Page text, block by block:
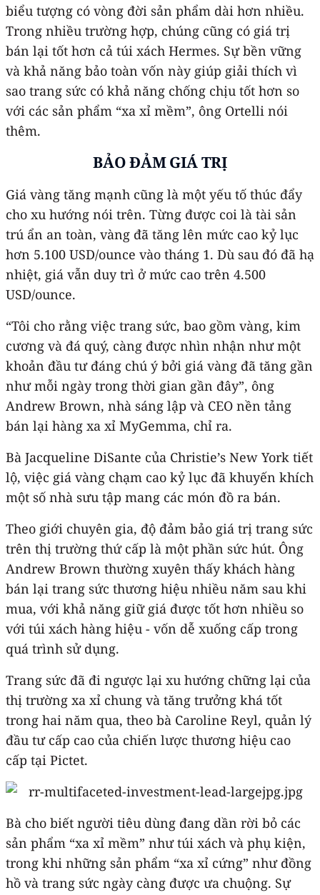
biểu tượng có vòng đời sản phẩm dài hơn nhiều.
Trong nhiều trường hợp, chúng cũng có giá trị
bán lại tốt hơn cả túi xách Hermes. Sự bền vững
và khả năng bảo toàn vốn này giúp giải thích vì
sao trang sức có khả năng chống chịu tốt hơn so
với các sản phẩm “xa xỉ mềm”, ông Ortelli nói
thêm.
BẢO ĐẢM GIÁ TRỊ
Giá vàng tăng mạnh cũng là một yếu tố thúc đẩy
cho xu hướng nói trên. Từng được coi là tài sản
trú ẩn an toàn, vàng đã tăng lên mức cao kỷ lục
hơn 5.100 USD/ounce vào tháng 1. Dù sau đó đã hạ
nhiệt, giá vẫn duy trì ở mức cao trên 4.500
USD/ounce.
“Tôi cho rằng việc trang sức, bao gồm vàng, kim
cương và đá quý, càng được nhìn nhận như một
khoản đầu tư đáng chú ý bởi giá vàng đã tăng gần
như mỗi ngày trong thời gian gần đây”, ông
Andrew Brown, nhà sáng lập và CEO nền tảng
bán lại hàng xa xỉ MyGemma, chỉ ra.
Bà Jacqueline DiSante của Christie’s New York tiết
lộ, việc giá vàng chạm cao kỷ lục đã khuyến khích
một số nhà sưu tập mang các món đồ ra bán.
Theo giới chuyên gia, độ đảm bảo giá trị trang sức
trên thị trường thứ cấp là một phần sức hút. Ông
Andrew Brown thường xuyên thấy khách hàng
bán lại trang sức thương hiệu nhiều năm sau khi
mua, với khả năng giữ giá được tốt hơn nhiều so
với túi xách hàng hiệu - vốn dễ xuống cấp trong
quá trình sử dụng.
Trang sức đã đi ngược lại xu hướng chững lại của
thị trường xa xỉ chung và tăng trưởng khá tốt
trong hai năm qua, theo bà Caroline Reyl, quản lý
đầu tư cấp cao của chiến lược thương hiệu cao
cấp tại Pictet.
Bà cho biết người tiêu dùng đang dần rời bỏ các
sản phẩm “xa xỉ mềm” như túi xách và phụ kiện,
trong khi những sản phẩm “xa xỉ cứng” như đồng
hồ và trang sức ngày càng được ưa chuộng. Sự